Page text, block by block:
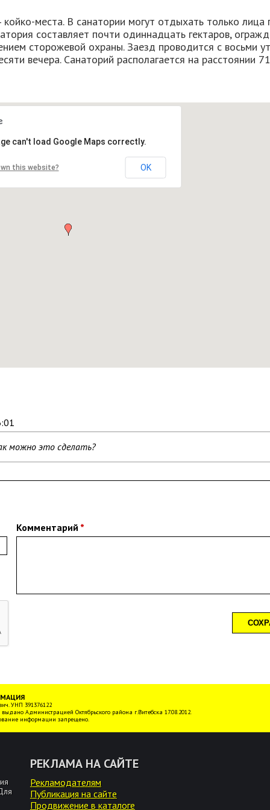
места. В санатории могут отдыхать только лица
составляет почти одиннадцать гектаров,
сторожевой охраны. Заезд проводится с восьми
вечера. Санаторий располагается на расстоянии
can't load Google Maps correctly.
this website? OK
можно это сделать?
Комментарий *
УНП 391376122
выдано Администрацией Октябрьского района г.Витебска 17.08.2012.
информации запрещено.
РЕКЛАМА НА САЙТЕ
Рекламодателям
Публикация на сайте
Продвижение в каталоге